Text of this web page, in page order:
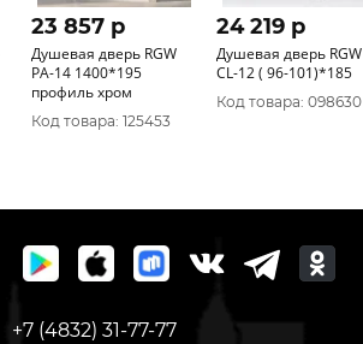
23 857 p
Душевая дверь RGW
PA-14 1400*195
профиль хром
Код товара: 125453
24 219 p
Душевая дверь RGW
CL-12 ( 96-101)*185
Код товара: 098630
+7 (4832) 31-77-77